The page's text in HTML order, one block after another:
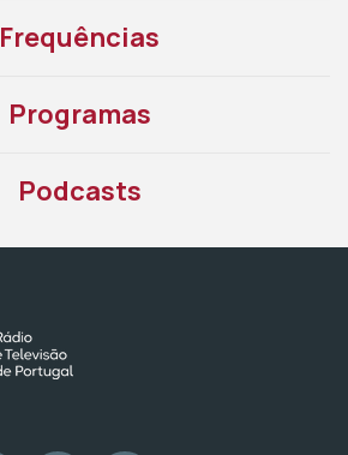
Frequências
Programas
Podcasts